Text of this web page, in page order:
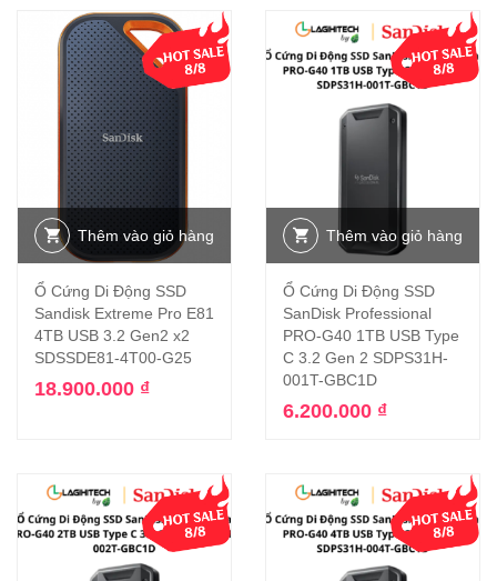
Thêm vào giỏ hàng
Ổ Cứng Di Động SSD
Sandisk Extreme Pro E81
4TB USB 3.2 Gen2 x2
SDSSDE81-4T00-G25
18.900.000 ₫
Thêm vào giỏ hàng
Ổ Cứng Di Động SSD
SanDisk Professional
PRO-G40 1TB USB Type
C 3.2 Gen 2 SDPS31H-
001T-GBC1D
6.200.000 ₫